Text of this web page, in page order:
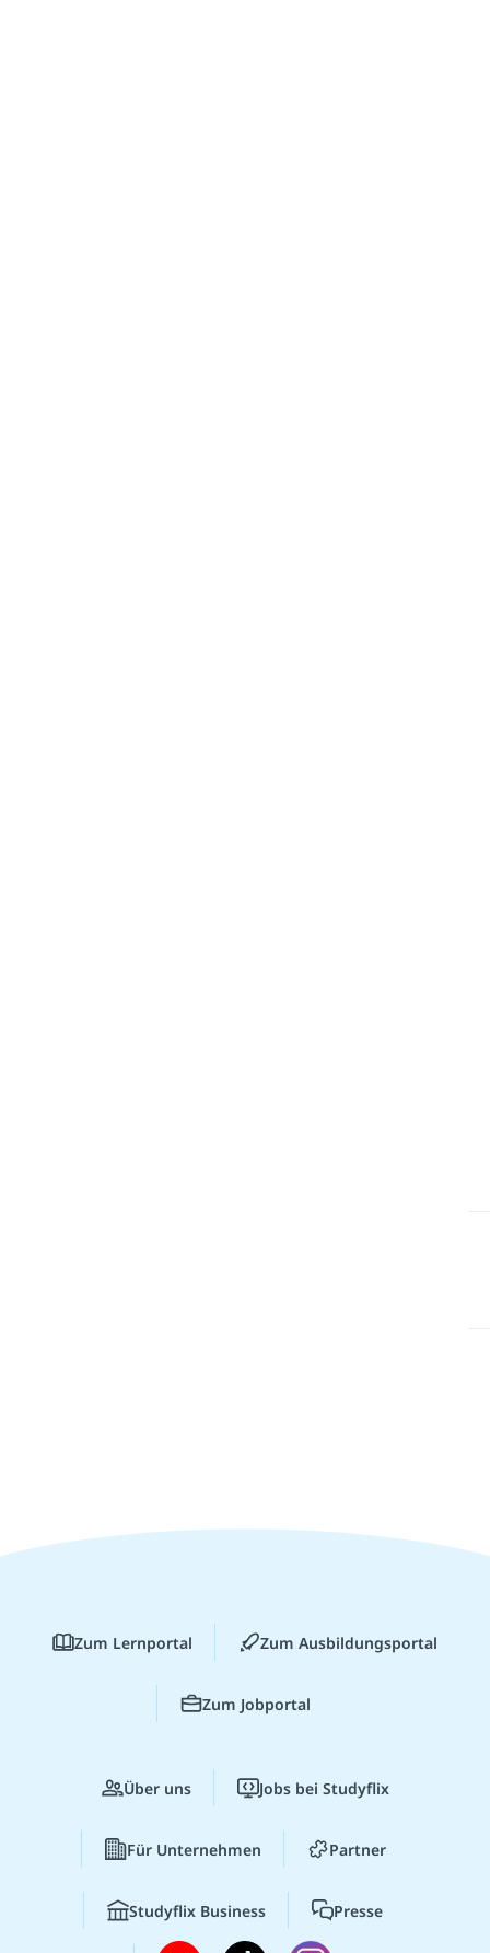
Zum Lernportal Zum Ausbildungsportal
Zum Jobportal
Über uns Jobs bei Studyflix
Für Unternehmen Partner
Studyflix Business Presse